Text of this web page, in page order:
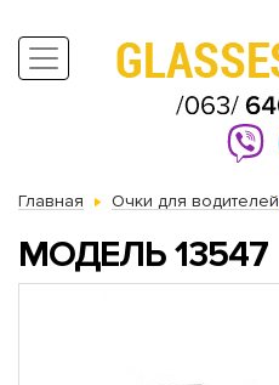
Главная Очки для водителей
МОДЕЛЬ 13547